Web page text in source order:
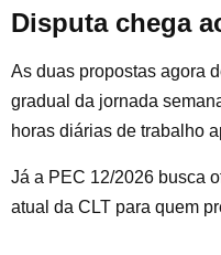
Disputa chega
As duas propostas agora
gradual da jornada
horas diárias de trabalho
Já a PEC 12/2026 busca
atual da CLT para quem